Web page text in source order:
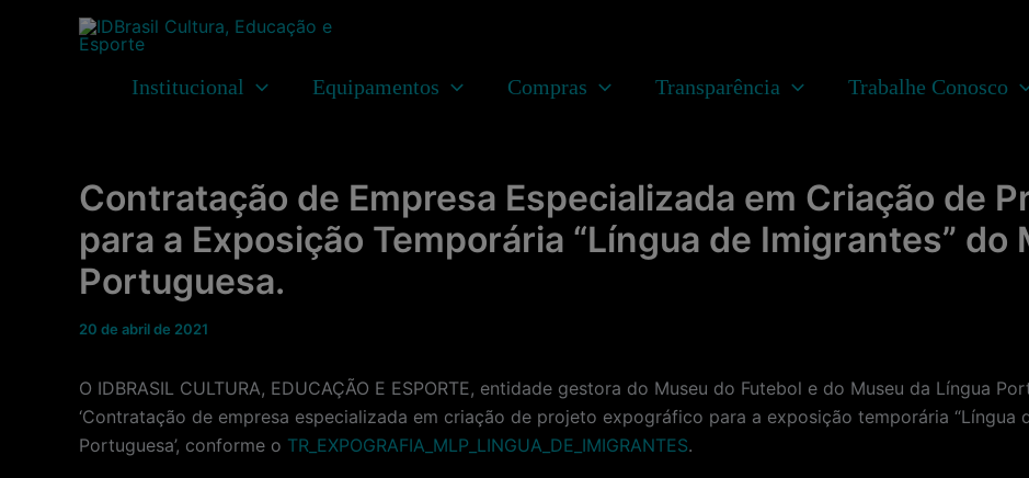
Institucional Equipamentos Compras Transparência Trabalhe Conosco
Contratação de Empresa Especializada em Criação de
para a Exposição Temporária “Língua de Imigrantes” do
Portuguesa.
20 de abril de 2021
O IDBRASIL CULTURA, EDUCAÇÃO E ESPORTE, entidade gestora do Museu do Futebol e do Museu da Língua
‘Contratação de empresa especializada em criação de projeto expográfico para a exposição temporária “Língua
Portuguesa’, conforme o TR_EXPOGRAFIA_MLP_LINGUA_DE_IMIGRANTES.